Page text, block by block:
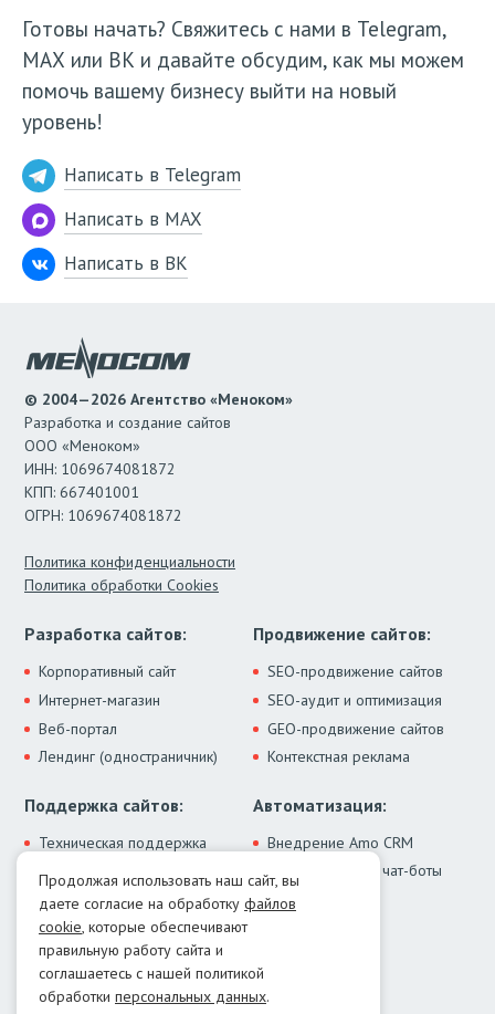
Готовы начать? Свяжитесь с нами в Telegram,
МАХ или ВК и давайте обсудим, как мы можем
помочь вашему бизнесу выйти на новый
уровень!
Написать в Telegram
Написать в MAX
Написать в ВК
© 2004—2026 Агентство «Меноком»
Разработка и создание сайтов
ООО «Меноком»
ИНН: 1069674081872
КПП: 667401001
ОГРН: 1069674081872
Политика конфиденциальности
Политика обработки Cookies
Разработка сайтов:
Корпоративный сайт
Интернет-магазин
Веб-портал
Лендинг (одностраничник)
Продвижение сайтов:
SEO-продвижение сайтов
SEO-аудит и оптимизация
GEO-продвижение сайтов
Контекстная реклама
Поддержка сайтов:
Техническая поддержка
Модернизация сайта
Лечение от вирусов
Автоматизация:
Внедрение Amo CRM
ИИ-ассистенты и чат-боты
Интеграции
Контакты:
Москва:+7 (499) 322-77-02
Екатеринбург:+7 (343) 351-74-32
E-mail:info@menocom.ru
Продолжая использовать наш сайт, вы
даете согласие на обработку файлов
cookie, которые обеспечивают
правильную работу сайта и
соглашаетесь с нашей политикой
обработки персональных данных.